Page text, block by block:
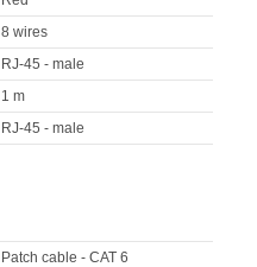
8 wires
RJ-45 - male
1 m
RJ-45 - male
Patch cable - CAT 6